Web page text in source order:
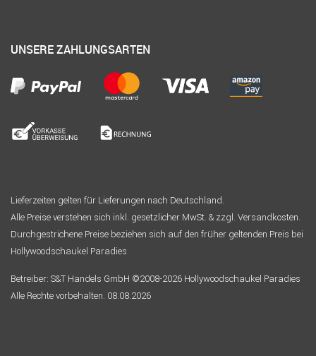
UNSERE ZAHLUNGSARTEN
Lieferzeiten gelten für Lieferungen nach Deutschland.
Alle Preise verstehen sich inkl. gesetzlicher MwSt. & zzgl. Versandkosten.
Durchgestrichene Preise beziehen sich auf den früher geltenden Preis bei
Hollywoodschaukel Paradies
Betreiber: S&T Handels GmbH ©2008-2026 Hollywoodschaukel Paradies
Alle Rechte vorbehalten. 08.08.2026